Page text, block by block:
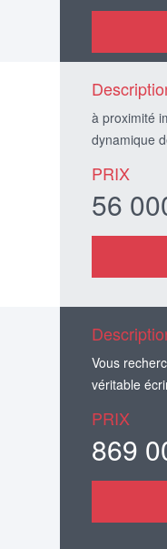
à proximité
dynamique
PRIX
56
Vous
véritable
PRIX
869